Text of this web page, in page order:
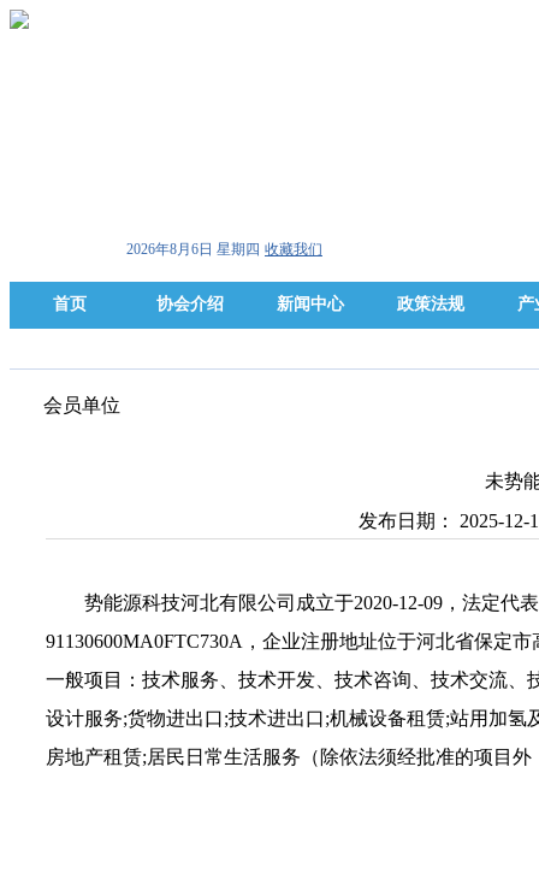
2026年8月6日 星期四 收藏我们
首页 协会介绍 新闻中心 政策法规 产
会员单位
未势
发布日期： 2025-
势能源科技河北有限公司成立于2020-12-09，法定代
91130600MA0FTC730A，企业注册地址位于河北省保定
一般项目：技术服务、技术开发、技术咨询、技术交流
设计服务;货物进出口;技术进出口;机械设备租赁;站用加
房地产租赁;居民日常生活服务（除依法须经批准的项目